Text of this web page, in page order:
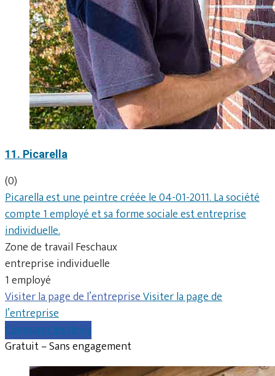
11. Picarella
(0)
Picarella est une peintre créée le 04-01-2011. La société
compte 1 employé et sa forme sociale est entreprise
individuelle.
Zone de travail Feschaux
entreprise individuelle
1 employé
Visiter la page de l’entrepriseVisiter la page de
l’entreprise
Comparer les devis
Gratuit – Sans engagement